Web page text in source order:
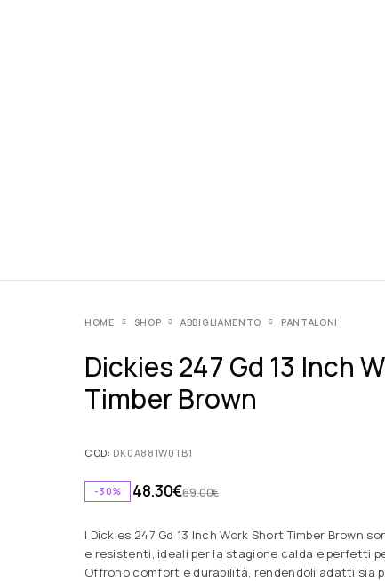
HOME SHOP ABBIGLIAMENTO PANTALONI
Dickies 247 Gd 13 Inch
Timber Brown
COD: DK0A881W0TB1
-30% 69.00€
48.30€
I Dickies 247 Gd 13 Inch Work Short Timber Brown
e resistenti, ideali per la stagione calda e perfetti
Offrono comfort e durabilità, rendendoli adatti sia